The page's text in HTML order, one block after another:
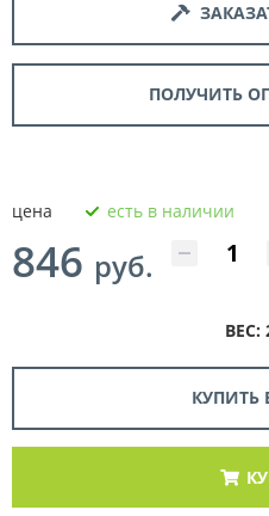
ПОЛУЧИТЬ
цена есть в наличии
846 руб.
ВЕС:
КУПИТЬ